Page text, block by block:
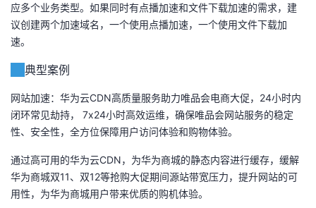
应多个业务类型。如果同时有点播加速和文件下载加速的需求，建
议创建两个加速域名，一个使用点播加速，一个使用文件下载加
速。
典型案例
网站加速：华为云CDN高质量服务助力唯品会电商大促，24小时内
闭环常见劫持， 7x24小时高效运维，确保唯品会网站服务的稳定
性、安全性，全方位保障用户访问体验和购物体验。
通过高可用的华为云CDN，为华为商城的静态内容进行缓存，缓解
华为商城双11、双12等抢购大促期间源站带宽压力，提升网站的可
用性，为华为商城用户带来优质的购机体验。